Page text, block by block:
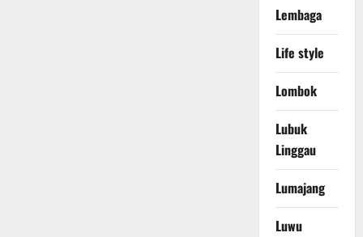
Lembaga
Life style
Lombok
Lubuk
Linggau
Lumajang
Luwu